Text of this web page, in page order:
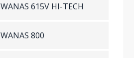
WANAS 615V HI-TECH
WANAS 800